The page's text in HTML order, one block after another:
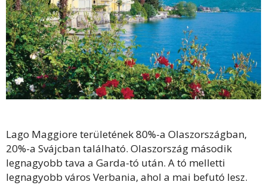
Lago Maggiore területének 80%-a Olaszországban,
20%-a Svájcban található. Olaszország második
legnagyobb tava a Garda-tó után. A tó melletti
legnagyobb város Verbania, ahol a mai befutó lesz.